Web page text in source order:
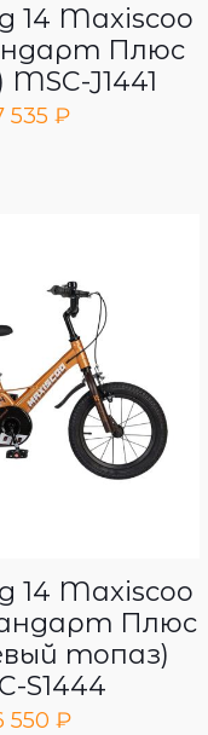
14 Maxiscoo
Плюс
J1441
535₽
14 Maxiscoo
Плюс
топаз)
S1444
550 ₽